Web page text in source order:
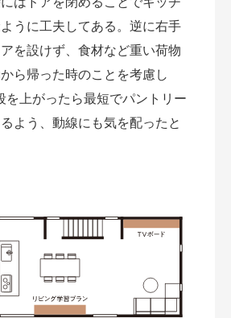
うに工夫してある。逆に右手
を設けず、食材など重い荷物
ら帰った時のことを考慮し
を上がったら最短でパントリー
よう、動線にも気を配ったと